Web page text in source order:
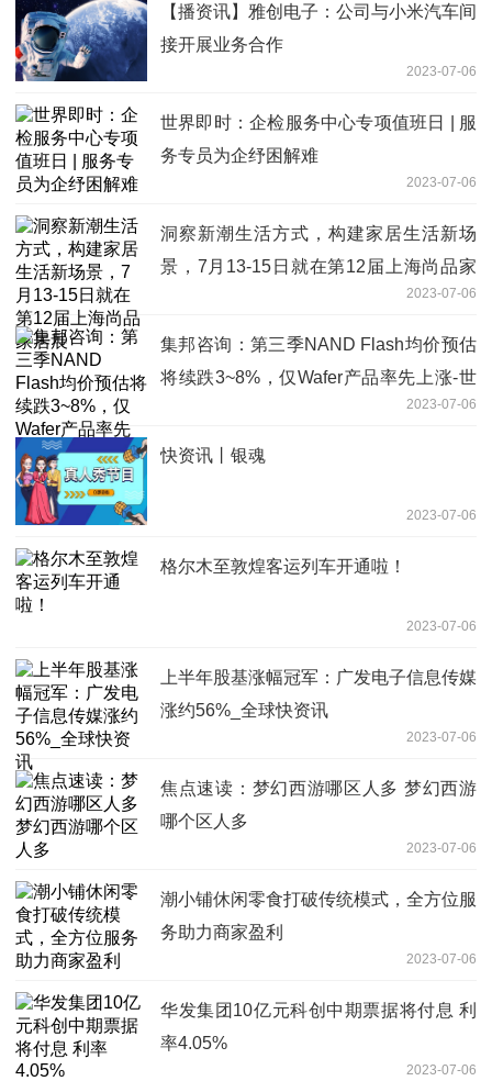
【播资讯】雅创电子：公司与小米汽车间
接开展业务合作
2023-07-06
世界即时：企检服务中心专项值班日 | 服
务专员为企纾困解难
2023-07-06
洞察新潮生活方式，构建家居生活新场
景，7月13-15日就在第12届上海尚品家
2023-07-06
集邦咨询：第三季NAND Flash均价预估
将续跌3~8%，仅Wafer产品率先上涨-世
2023-07-06
快资讯丨银魂
2023-07-06
格尔木至敦煌客运列车开通啦！
2023-07-06
上半年股基涨幅冠军：广发电子信息传媒
涨约56%_全球快资讯
2023-07-06
焦点速读：梦幻西游哪区人多 梦幻西游
哪个区人多
2023-07-06
潮小铺休闲零食打破传统模式，全方位服
务助力商家盈利
2023-07-06
华发集团10亿元科创中期票据将付息 利
率4.05%
2023-07-06